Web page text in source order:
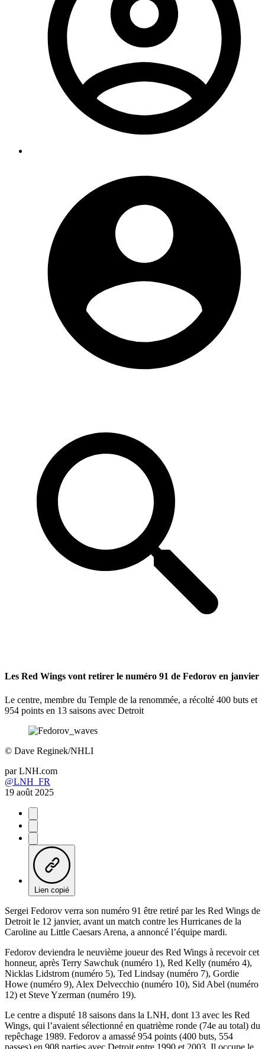
Les Red Wings vont retirer le numéro 91 de Fedorov en janvier
Le centre, membre du Temple de la renommée, a récolté 400 buts et
954 points en 13 saisons avec Detroit
© Dave Reginek/NHLI
par LNH.com
@LNH_FR
19 août 2025
Lien copié
Sergei Fedorov verra son numéro 91 être retiré par les Red Wings de
Detroit le 12 janvier, avant un match contre les Hurricanes de la
Caroline au Little Caesars Arena, a annoncé l’équipe mardi.
Fedorov deviendra le neuvième joueur des Red Wings à recevoir cet
honneur, après Terry Sawchuk (numéro 1), Red Kelly (numéro 4),
Nicklas Lidstrom (numéro 5), Ted Lindsay (numéro 7), Gordie
Howe (numéro 9), Alex Delvecchio (numéro 10), Sid Abel (numéro
12) et Steve Yzerman (numéro 19).
Le centre a disputé 18 saisons dans la LNH, dont 13 avec les Red
Wings, qui l’avaient sélectionné en quatrième ronde (74e au total) du
repêchage 1989. Fedorov a amassé 954 points (400 buts, 554
passes) en 908 parties avec Detroit entre 1990 et 2003. Il occupe le